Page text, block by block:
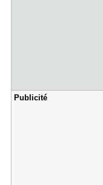
Publicité